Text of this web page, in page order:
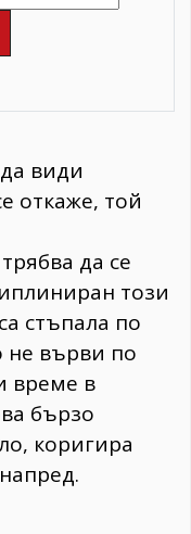
види
откаже, той
да се
този
стъпала по
не върви по
време в
бързо
коригира